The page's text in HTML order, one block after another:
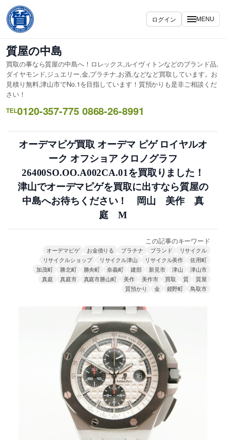
容
を
ス
キ
ッ
プ
ログイン MENU
質屋の中島
買取の事なら質屋の中島へ！ロレックス,ルイヴィトンなどのブランド品,
ダイヤモンド,ジュエリー,金,プラチナ,お酒,などなど買取しています。お
見積り無料,津山市でNo.1を目指しています！質預かりも是非ご相談くだ
さい！
TEL0120-357-775 0868-26-8991
オーデマピゲ買取 オーデマ ピゲ ロイヤルオ
ーク オフショア クロノグラフ
26400SO.OO.A002CA.01を買取りました！
津山でオーデマピゲを買取に出すなら質屋の
中島へお待ちください！ 岡山 美作 真
庭 M
この記事のキーワード
オーデマピゲ お金借りる プラチナ ブランド
リサイクル
リサイクルショップ
リサイクル津山 リサイクル美作
佐用町
加茂町
勝北町 勝央町 奈義町 建部 新見市 津山
津山市
真庭
真庭市 真庭市勝山町 美作 美作市 買取 質
質屋
質預かり
金 鏡野町 鳥取市